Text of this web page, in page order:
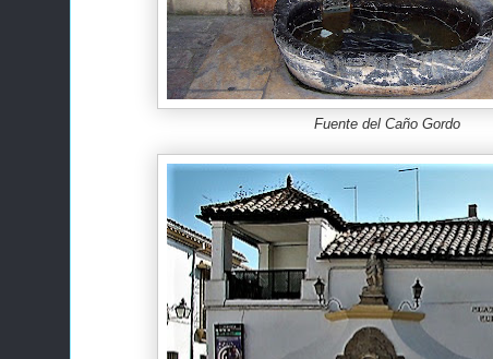
Fuente del Caño Gordo